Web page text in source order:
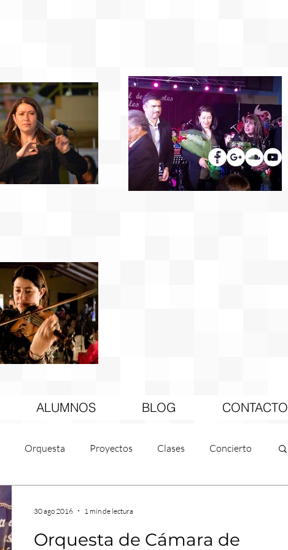
ALUMNOS BLOG CONTACTO
Orquesta Proyectos Clases Concierto
Orquesta de Cámara de
30 ago 2016 1 min de lectura